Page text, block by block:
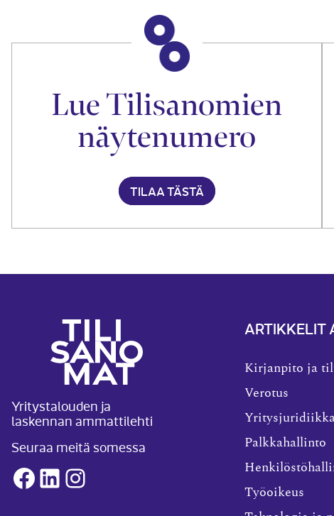
Lue Tilisanomien
näytenumero
TILAA TÄSTÄ
Yritystalouden ja
laskennan ammattilehti
Seuraa meitä somessa
Facebook
LinkedInInstagram
ARTIKKELIT
Kirjanpito ja
Verotus
Palkkahallinto
Työoikeus